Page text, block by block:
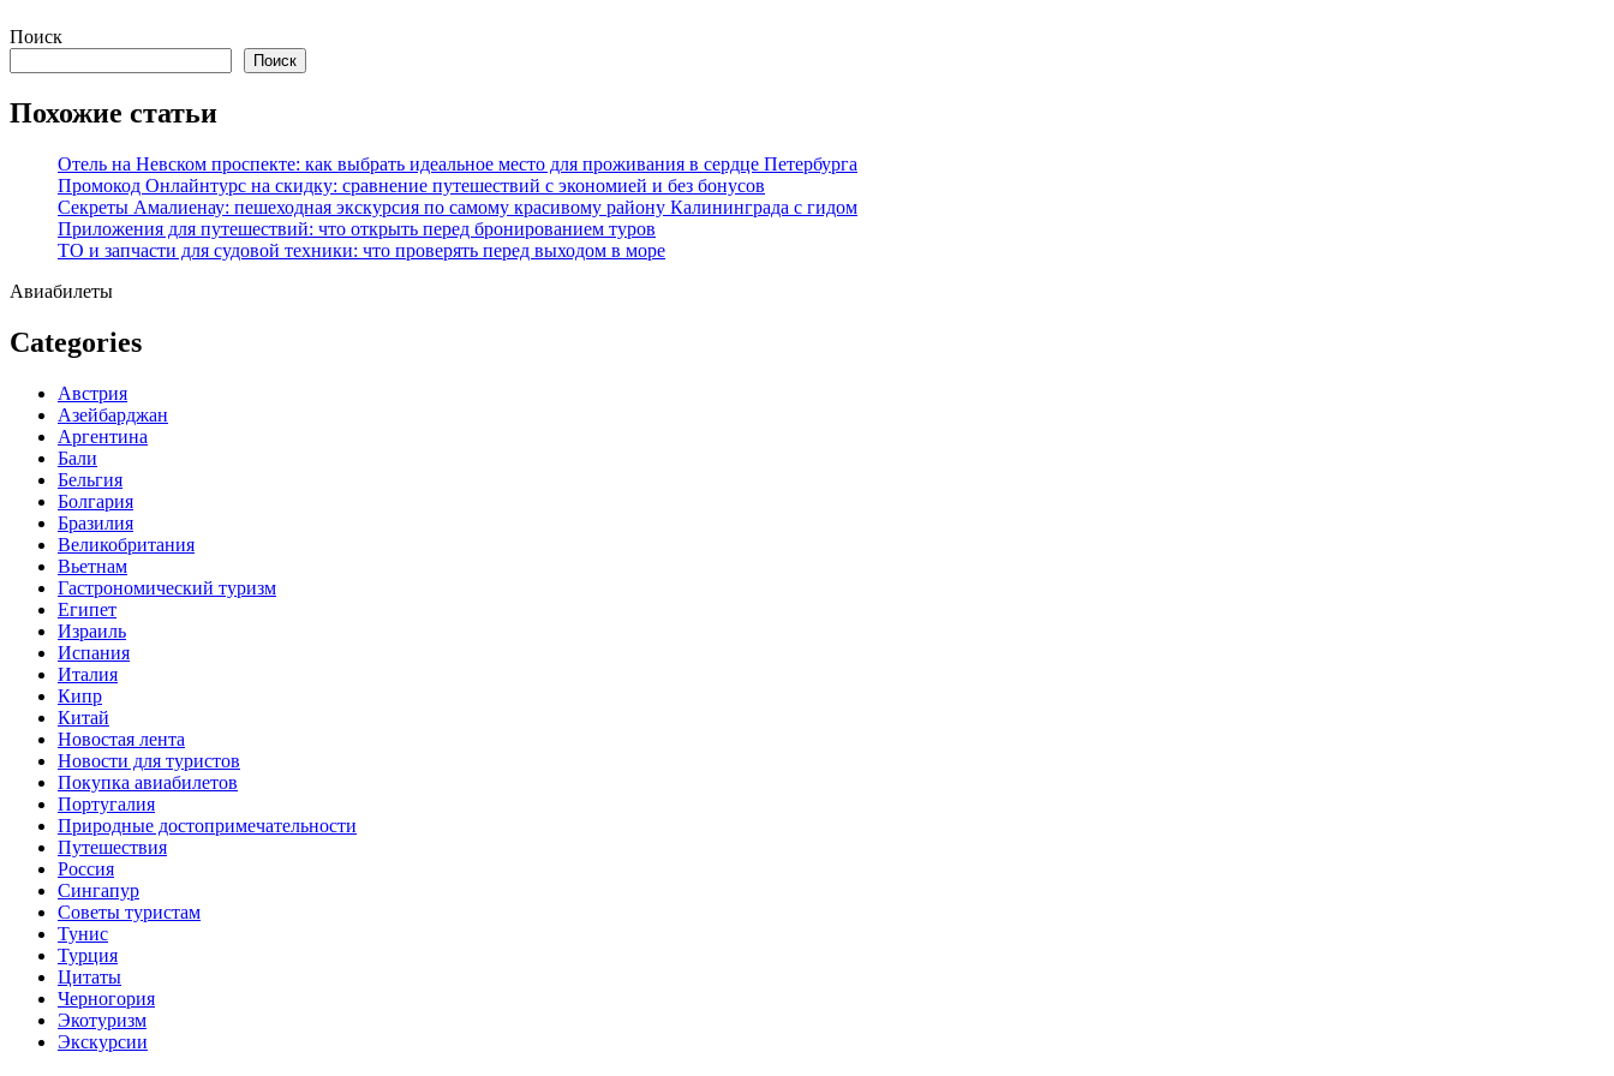
Перейти
содержимому
Поиск
Поиск
Похожие статьи
Отель на Невском проспекте: как выбрать идеальное место для проживания в сердце Петербурга
Промокод Онлайнтурс на скидку: сравнение путешествий с экономией и без бонусов
Секреты Амалиенау: пешеходная экскурсия по самому красивому району Калининграда с гидом
Приложения для путешествий: что открыть перед бронированием туров
ТО и запчасти для судовой техники: что проверять перед выходом в море
Авиабилеты
Categories
Австрия
Азейбарджан
Аргентина
Бали
Бельгия
Болгария
Бразилия
Великобритания
Вьетнам
Гастрономический туризм
Египет
Израиль
Испания
Италия
Кипр
Китай
Новостая лента
Новости для туристов
Покупка авиабилетов
Португалия
Природные достопримечательности
Путешествия
Россия
Сингапур
Советы туристам
Тунис
Турция
Цитаты
Черногория
Экотуризм
Экскурсии